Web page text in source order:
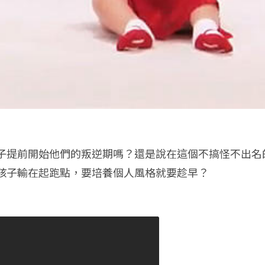
前開始他們的叛逆期嗎？還是說在這個不搞怪不出
輸在起跑點，要培養個人風格就要趁早？